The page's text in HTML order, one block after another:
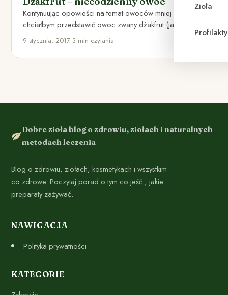
Zioła
Kontynuując opowieści na temat owoców mniej znanych,
chciałbym przedstawić owoc zwany dżakfrut (jackfruit,
dżakfrut, chlebowiec różnolistny). Pochodzi on…
9 stycznia, 2017•3 min czytania
Dobre zioła blog o zdrowiu, ziołach i naturalnych
metodach leczenia
Blog o zdrowiu, ziołach, kosmetykach i wszystkim
co zdrowe. Poczytaj porad o tym co jeść , jakie
preparaty zażywać.
NAWIGACJA
Polityka prywatności
KATEGORIE